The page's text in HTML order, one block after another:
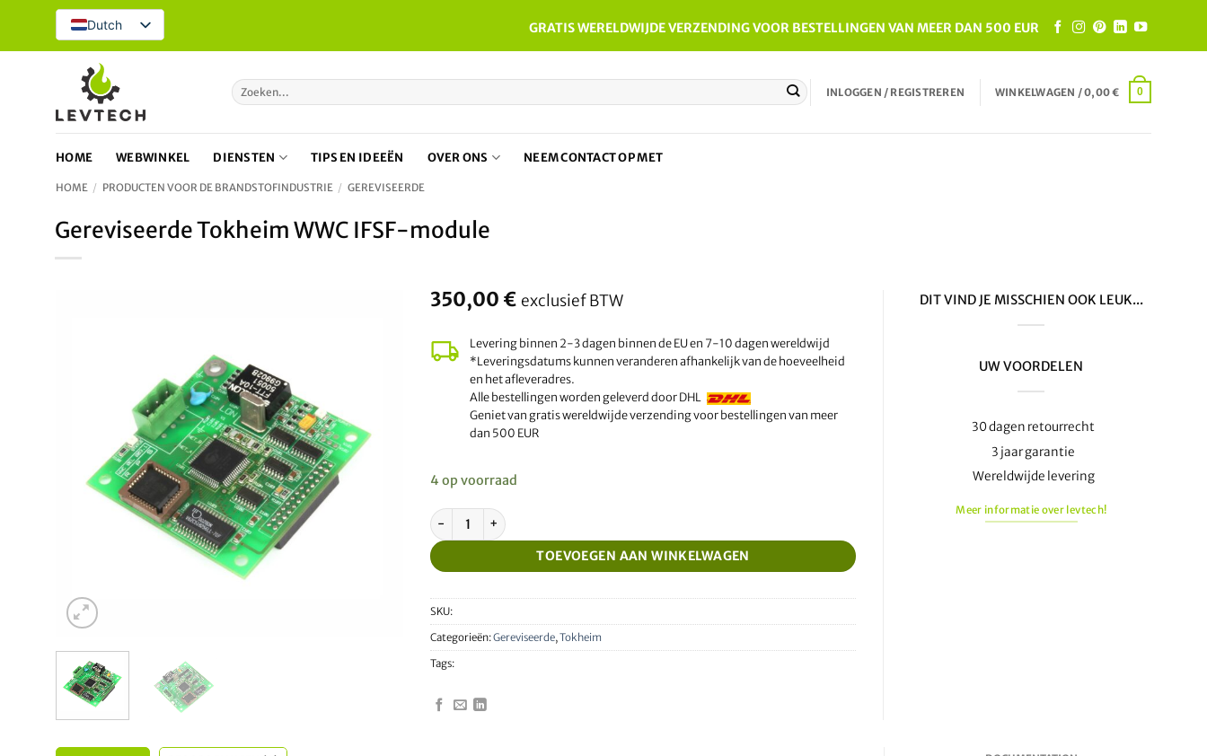
Overslaan
inhoud
Dutch GRATIS WERELDWIJDE VERZENDING VOOR BESTELLINGEN VAN MEER DAN 500 EUR
Zoeken
naar:
INLOGGEN / REGISTREREN WINKELWAGEN /0,00€ 0
HOME WEBWINKEL DIENSTEN TIPS EN IDEEËN OVER ONS NEEM CONTACT OP MET
HOME / PRODUCTEN VOOR DE BRANDSTOFINDUSTRIE / GEREVISEERDE
Gereviseerde Tokheim WWC IFSF-module
350,00 € exclusief BTW
Levering binnen 2-3 dagen binnen de EU en 7-10 dagen wereldwijd
*Leveringsdatums kunnen veranderen afhankelijk van de hoeveelheid
en het afleveradres.
Alle bestellingen worden geleverd door DHL
Geniet van gratis wereldwijde verzending voor bestellingen van meer
dan 500 EUR
4 op voorraad
Gereviseerde Tokheim WWC IFSF module aantal
TOEVOEGEN AAN WINKELWAGEN
SKU:
Categorieën:Gereviseerde, Tokheim
Tags:
DIT VIND JE MISSCHIEN OOK LEUK...
UW VOORDELEN
30 dagen retourrecht
3 jaar garantie
Wereldwijde levering
Meer informatie over levtech!